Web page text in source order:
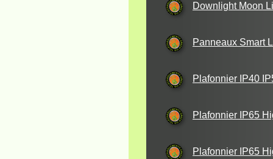
Downlight Moon
Panneaux Smart
Plafonnier IP40
Plafonnier IP65
Plafonnier IP65